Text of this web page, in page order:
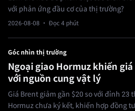
với phản ứng đầu cơ của thị trường?
2026-08-08 · Đọc 4 phút
Góc nhìn thị trường
Ngoại giao Hormuz khiến
với nguồn cung vật lý
Giá Brent giảm gần $20 so với đỉnh 23
Hormuz chưa ký kết, khiến hợp đồng